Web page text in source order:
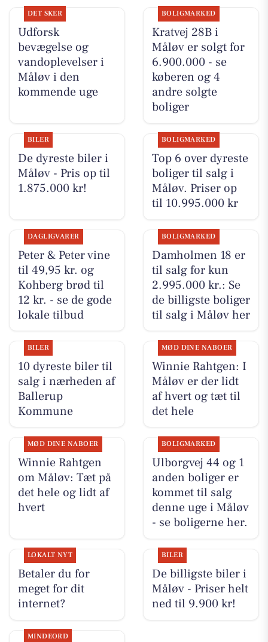
DET SKER
Udforsk
bevægelse og
vandoplevelser i
Måløv i den
kommende uge
BOLIGMARKED
Kratvej 28B i
Måløv er solgt for
6.900.000 - se
køberen og 4
andre solgte
boliger
BILER
De dyreste biler i
Måløv - Pris op til
1.875.000 kr!
BOLIGMARKED
Top 6 over dyreste
boliger til salg i
Måløv. Priser op
til 10.995.000 kr
DAGLIGVARER
Peter & Peter vine
til 49,95 kr. og
Kohberg brød til
12 kr. - se de gode
lokale tilbud
BOLIGMARKED
Damholmen 18 er
til salg for kun
2.995.000 kr.: Se
de billigste boliger
til salg i Måløv her
BILER
10 dyreste biler til
salg i nærheden af
Ballerup
Kommune
MØD DINE NABOER
Winnie Rahtgen: I
Måløv er der lidt
af hvert og tæt til
det hele
MØD DINE NABOER
Winnie Rahtgen
om Måløv: Tæt på
det hele og lidt af
hvert
BOLIGMARKED
Ulborgvej 44 og 1
anden boliger er
kommet til salg
denne uge i Måløv
- se boligerne her.
LOKALT NYT
Betaler du for
meget for dit
internet?
BILER
De billigste biler i
Måløv - Priser helt
ned til 9.900 kr!
MINDEORD